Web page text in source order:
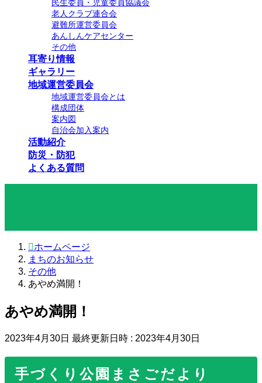
民生委員・児童委員協議会
老人クラブ連合会
避難所運営委員会
あんしんケアセンター
その他
耳寄り情報
ギャラリー
地域運営委員会
地域運営委員会とは
構成団体
案内図
自治会加入案内
活動紹介
防災・防犯
よくある質問
ホームページ
まちのお知らせ
その他
あやめ満開！
あやめ満開！
2023年4月30日 最終更新日時 : 2023年4月30日
手づくり公園まさごだより